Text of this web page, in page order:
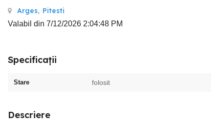
Arges, Pitesti
Valabil din 7/12/2026 2:04:48 PM
Specificații
Stare folosit
Descriere